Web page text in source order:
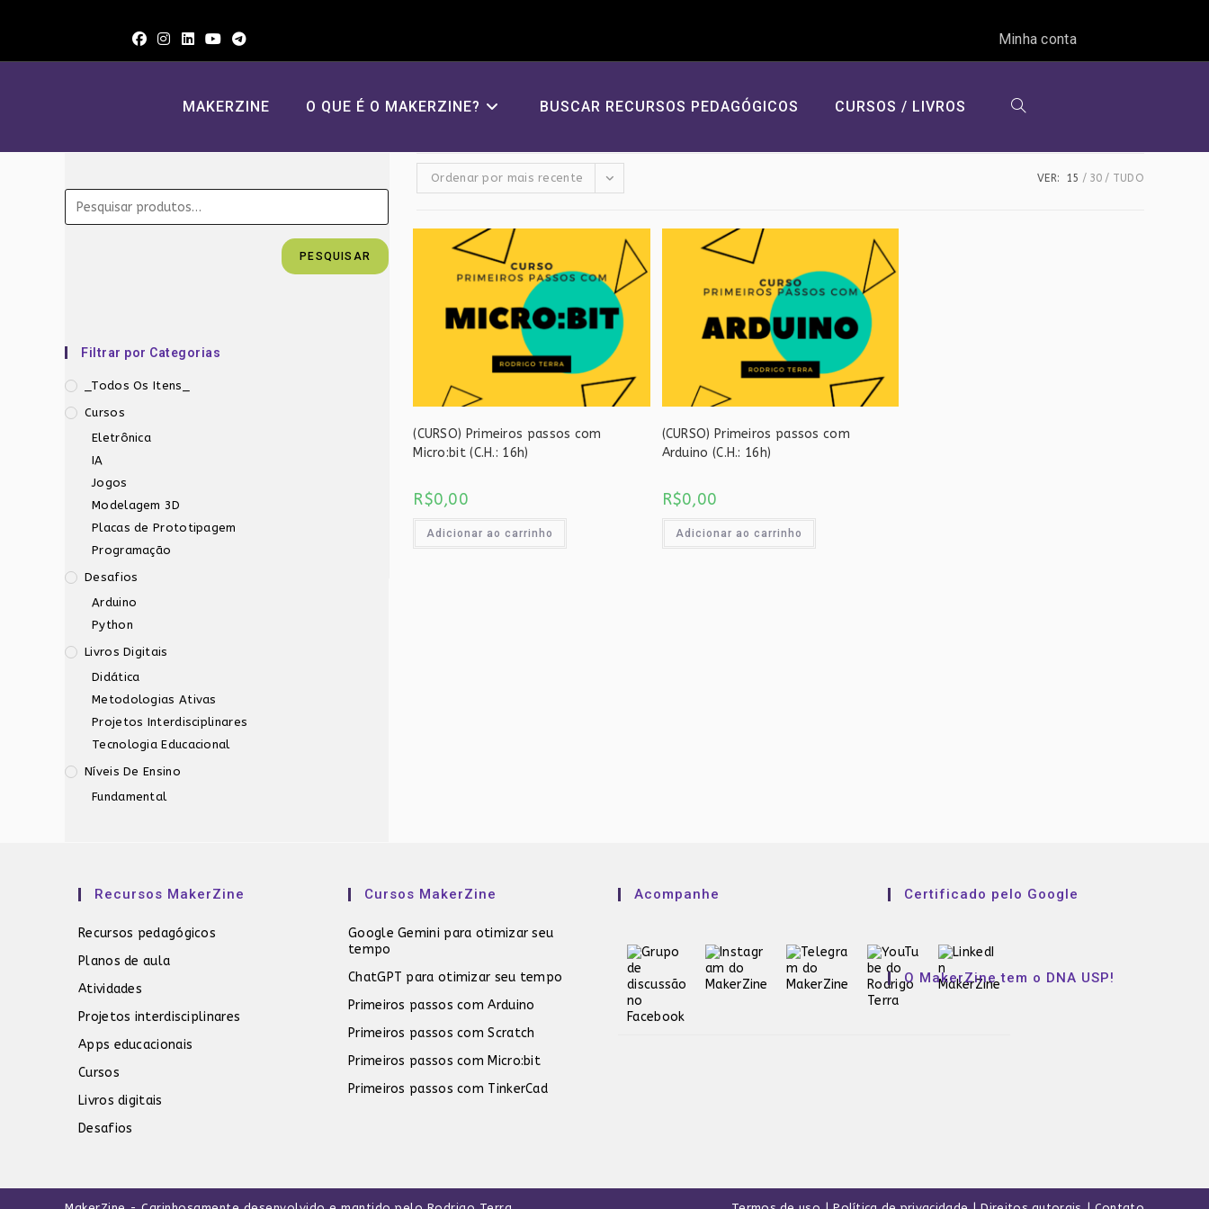
Minha conta
MAKERZINE O QUE É O MAKERZINE? BUSCAR RECURSOS PEDAGÓGICOS CURSOS / LIVROS ALTERNAR
PESQUISAR
Filtrar por Categorias
_Todos Os Itens_
Cursos
Eletrônica
IA
Jogos
Modelagem 3D
Placas de Prototipagem
Programação
Desafios
Arduino
Python
Livros Digitais
Didática
Metodologias Ativas
Projetos Interdisciplinares
Tecnologia Educacional
Níveis De Ensino
Fundamental
Ordenar por mais recente VER: 15 30 TUDO
(CURSO) Primeiros passos com
Micro:bit (C.H.: 16h)
R$0,00
Adicionar ao carrinho
(CURSO) Primeiros passos com
Arduino (C.H.: 16h)
R$0,00
Adicionar ao carrinho
Recursos MakerZine
Recursos pedagógicos
Planos de aula
Atividades
Projetos interdisciplinares
Apps educacionais
Cursos
Livros digitais
Desafios
Cursos MakerZine
Google Gemini para otimizar seu
tempo
ChatGPT para otimizar seu tempo
Primeiros passos com Arduino
Primeiros passos com Scratch
Primeiros passos com Micro:bit
Primeiros passos com TinkerCad
Acompanhe Certificado pelo Google
O MakerZine tem o DNA USP!